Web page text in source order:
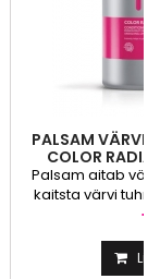
PALSAM
COLOR
Palsam aitab
kaitsta värvi